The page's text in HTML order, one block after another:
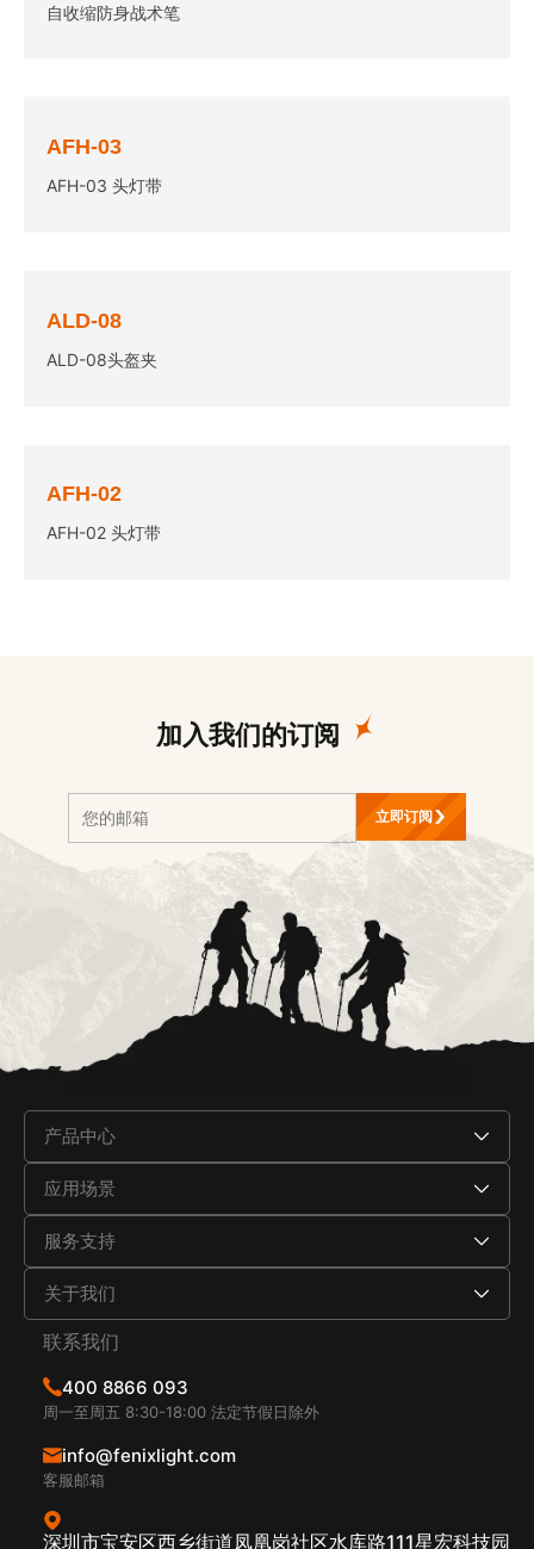
自收缩防身战术笔
AFH-03
AFH-03 头灯带
ALD-08
ALD-08头盔夹
AFH-02
AFH-02 头灯带
加入我们的订阅
立即订阅
产品中心
应用场景
服务支持
关于我们
联系我们
400 8866 093
周一至周五 8:30-18:00 法定节假日除外
info@fenixlight.com
客服邮箱
深圳市宝安区西乡街道凤凰岗社区水库路111星宏科技园